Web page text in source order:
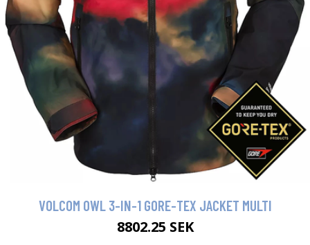
VOLCOM OWL 3-IN-1 GORE-TEX JACKET MULTI
8802.25 SEK